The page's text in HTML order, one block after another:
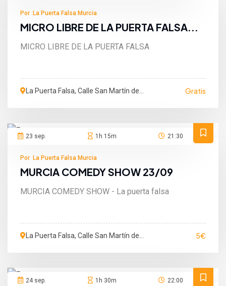
Por La Puerta Falsa Murcia
MICRO LIBRE DE LA PUERTA FALSA...
MICRO LIBRE DE LA PUERTA FALSA
La Puerta Falsa, Calle San Martín de
Gratis
23 sep. 1h 15m 21:30
Por La Puerta Falsa Murcia
MURCIA COMEDY SHOW 23/09
MURCIA COMEDY SHOW - La puerta falsa
La Puerta Falsa, Calle San Martín de
5€
24 sep. 1h 30m 22:00